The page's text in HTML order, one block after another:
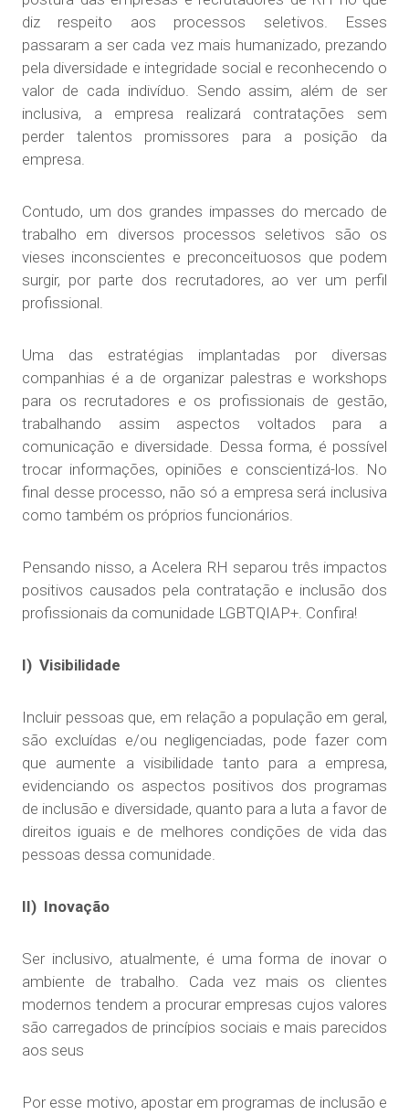
diz respeito aos processos seletivos. Esses
passaram a ser cada vez mais humanizado, prezando
pela diversidade e integridade social e reconhecendo o
valor de cada indivíduo. Sendo assim, além de ser
inclusiva, a empresa realizará contratações sem
perder talentos promissores para a posição da
empresa.
Contudo, um dos grandes impasses do mercado de
trabalho em diversos processos seletivos são os
vieses inconscientes e preconceituosos que podem
surgir, por parte dos recrutadores, ao ver um perfil
profissional.
Uma das estratégias implantadas por diversas
companhias é a de organizar palestras e workshops
para os recrutadores e os profissionais de gestão,
trabalhando assim aspectos voltados para a
comunicação e diversidade. Dessa forma, é possível
trocar informações, opiniões e conscientizá-los. No
final desse processo, não só a empresa será inclusiva
como também os próprios funcionários.
Pensando nisso, a Acelera RH separou três impactos
positivos causados pela contratação e inclusão dos
profissionais da comunidade LGBTQIAP+. Confira!
I) Visibilidade
Incluir pessoas que, em relação a população em geral,
são excluídas e/ou negligenciadas, pode fazer com
que aumente a visibilidade tanto para a empresa,
evidenciando os aspectos positivos dos programas
de inclusão e diversidade, quanto para a luta a favor de
direitos iguais e de melhores condições de vida das
pessoas dessa comunidade.
II) Inovação
Ser inclusivo, atualmente, é uma forma de inovar o
ambiente de trabalho. Cada vez mais os clientes
modernos tendem a procurar empresas cujos valores
são carregados de princípios sociais e mais parecidos
aos seus
Por esse motivo, apostar em programas de inclusão e